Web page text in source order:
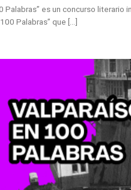
Palabras” es un concurso literario
Palabras” que [...]